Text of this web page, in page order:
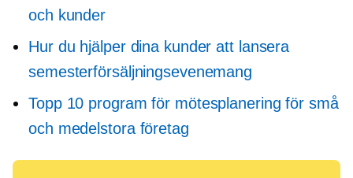
och kunder
Hur du hjälper dina kunder att lansera
semesterförsäljningsevenemang
Topp 10 program för mötesplanering för små
och medelstora företag